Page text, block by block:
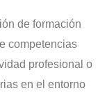
de formación
competencias
profesional o
en el entorno